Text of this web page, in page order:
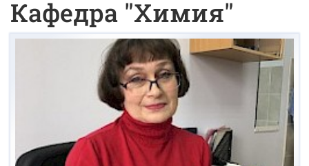
Кафедра "Химия"